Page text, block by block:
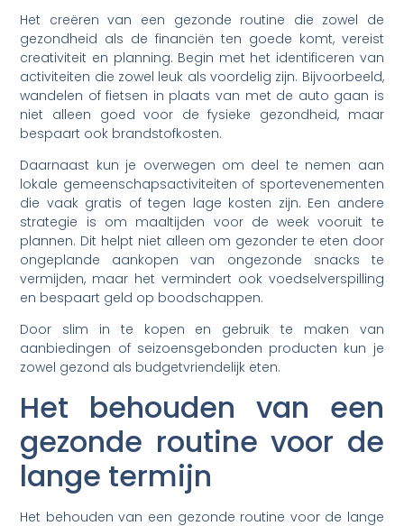
Het creëren van een gezonde routine die zowel de
gezondheid als de financiën ten goede komt, vereist
creativiteit en planning. Begin met het identificeren van
activiteiten die zowel leuk als voordelig zijn. Bijvoorbeeld,
wandelen of fietsen in plaats van met de auto gaan is
niet alleen goed voor de fysieke gezondheid, maar
bespaart ook brandstofkosten.
Daarnaast kun je overwegen om deel te nemen aan
lokale gemeenschapsactiviteiten of sportevenementen
die vaak gratis of tegen lage kosten zijn. Een andere
strategie is om maaltijden voor de week vooruit te
plannen. Dit helpt niet alleen om gezonder te eten door
ongeplande aankopen van ongezonde snacks te
vermijden, maar het vermindert ook voedselverspilling
en bespaart geld op boodschappen.
Door slim in te kopen en gebruik te maken van
aanbiedingen of seizoensgebonden producten kun je
zowel gezond als budgetvriendelijk eten.
Het behouden van een
gezonde routine voor de
lange termijn
Het behouden van een gezonde routine voor de lange